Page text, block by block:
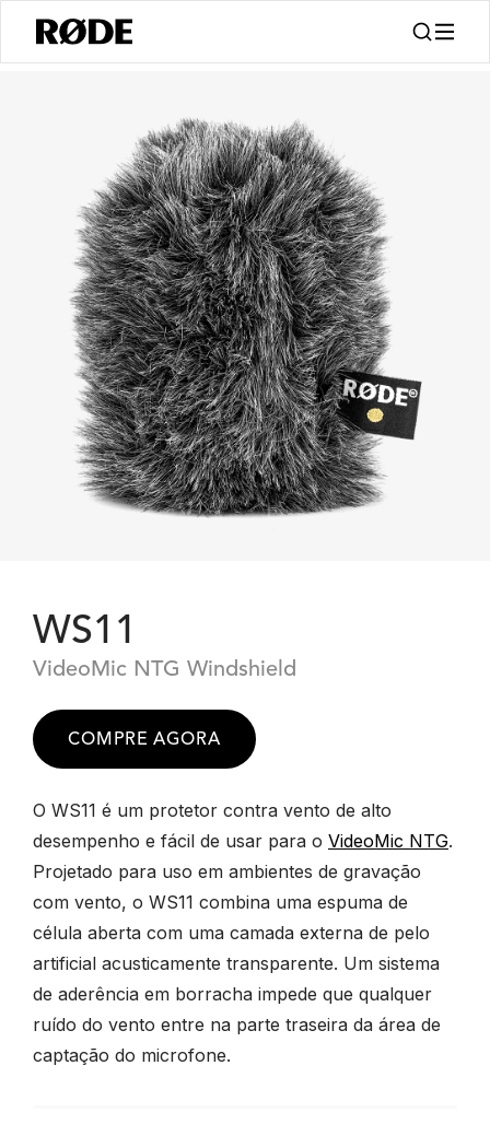
WS11
VideoMic NTG Windshield
COMPRE AGORA
O WS11 é um protetor contra vento de alto
desempenho e fácil de usar para o VideoMic NTG.
Projetado para uso em ambientes de gravação
com vento, o WS11 combina uma espuma de
célula aberta com uma camada externa de pelo
artificial acusticamente transparente. Um sistema
de aderência em borracha impede que qualquer
ruído do vento entre na parte traseira da área de
captação do microfone.